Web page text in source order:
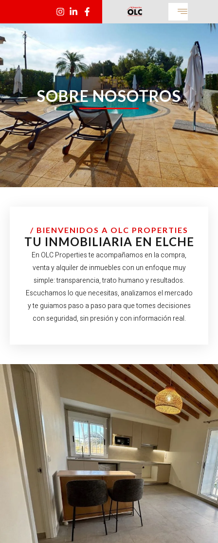
SOBRE NOSOTROS
/ BIENVENIDOS A OLC PROPERTIES
TU INMOBILIARIA EN ELCHE
En OLC Properties te acompañamos en la compra,
venta y alquiler de inmuebles con un enfoque muy
simple: transparencia, trato humano y resultados.
Escuchamos lo que necesitas, analizamos el mercado
y te guiamos paso a paso para que tomes decisiones
con seguridad, sin presión y con información real.